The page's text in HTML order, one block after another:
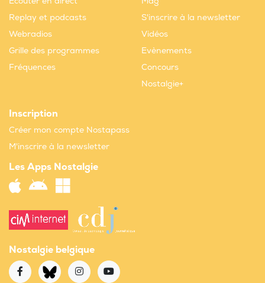
Replay et podcasts
Webradios
Grille des programmes
Fréquences
S'inscrire à la newsletter
Vidéos
Evènements
Concours
Nostalgie+
Inscription
Créer mon compte Nostapass
M'inscrire à la newsletter
Les Apps Nostalgie
Nostalgie belgique